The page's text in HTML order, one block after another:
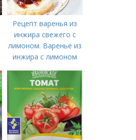
Рецепт варенья из
инжира свежего с
лимоном. Варенье из
инжира с лимоном